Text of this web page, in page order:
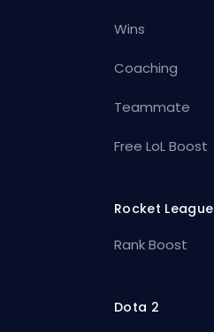
Wins
Coaching
Teammate
Free LoL Boost
Rocket League
Rank Boost
Dota 2